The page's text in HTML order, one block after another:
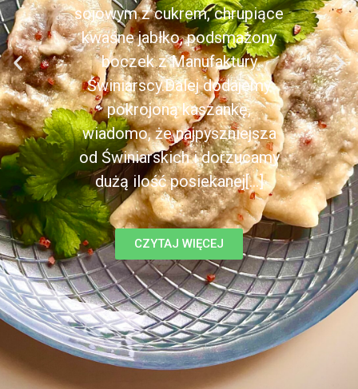
sojowym z cukrem, chrupiące
kwaśne jabłko, podsmażony
boczek z Manufaktury
Świniarscy.Dalej dodajemy
pokrojoną kaszankę,
wiadomo, że najpyszniejsza
od Świniarskich i dorzucamy
dużą ilość posiekanej[...]
CZYTAJ WIĘCEJ